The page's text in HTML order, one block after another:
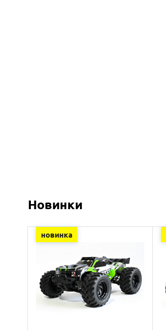
Новинки
новинка